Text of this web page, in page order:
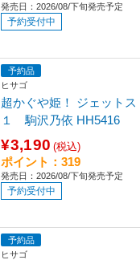
発売日：2026/08/下旬発売予定
予約受付中
予約品
ヒサゴ
超かぐや姫！ ジェットス
１ 駒沢乃依 HH5416
¥3,190 (税込)
ポイント：319
発売日：2026/08/下旬発売予定
予約受付中
予約品
ヒサゴ